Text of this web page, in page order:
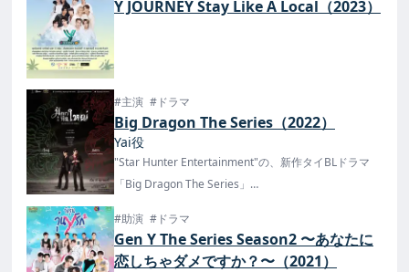
Y JOURNEY Stay Like A Local（2023）
#主演 #ドラマ
Big Dragon The Series（2022）
Yai役
"Star Hunter Entertainment"の、新作タイBLドラマ
「Big Dragon The Series」
送・配信が決定！
#助演 #ドラマ
Gen Y The Series Season2 〜あなたに
恋しちゃダメですか？〜（2021）